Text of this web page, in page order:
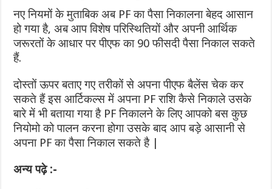
नए नियमों के मुताबिक अब PF का पैसा निकालना बेहद आसान
हो गया है, अब आप विशेष परिस्थितियों और अपनी आर्थिक
जरूरतों के आधार पर पीएफ का 90 फीसदी पैसा निकाल सकते
हैं.
दोस्तों ऊपर बताए गए तरीकों से अपना पीएफ बैलेंस चेक कर
सकते हैं इस आर्टिकल्स में अपना PF राशि कैसे निकाले उसके
बारे में भी बताया गया है PF निकालने के लिए आपको बस कुछ
नियोमो को पालन करना होगा उसके बाद आप बड़े आसानी से
अपना PF का पैसा निकाल सकते है |
अन्य पढ़े :-